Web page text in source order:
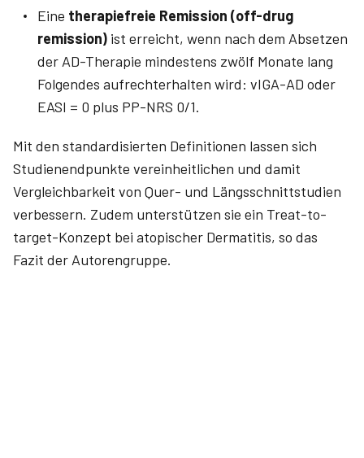
Eine therapiefreie Remission (off-drug
remission) ist erreicht, wenn nach dem Absetzen
der AD-Therapie mindestens zwölf Monate lang
Folgendes aufrechterhalten wird: vIGA-AD oder
EASI = 0 plus PP-NRS 0/1.
Mit den standardisierten Definitionen lassen sich
Studienendpunkte vereinheitlichen und damit
Vergleichbarkeit von Quer- und Längsschnittstudien
verbessern. Zudem unterstützen sie ein Treat-to-
target-Konzept bei atopischer Dermatitis, so das
Fazit der Autorengruppe.